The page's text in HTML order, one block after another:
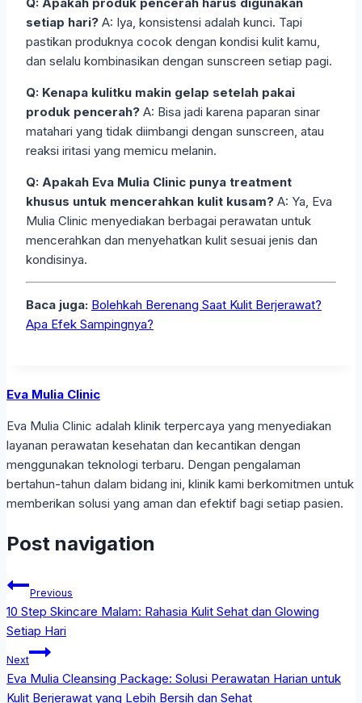
setiap hari? A: Iya, konsistensi adalah kunci. Tapi
pastikan produknya cocok dengan kondisi kulit kamu,
dan selalu kombinasikan dengan sunscreen setiap pagi.
Q: Kenapa kulitku makin gelap setelah pakai
produk pencerah? A: Bisa jadi karena paparan sinar
matahari yang tidak diimbangi dengan sunscreen, atau
reaksi iritasi yang memicu melanin.
Q: Apakah Eva Mulia Clinic punya treatment
khusus untuk mencerahkan kulit kusam? A: Ya, Eva
Mulia Clinic menyediakan berbagai perawatan untuk
mencerahkan dan menyehatkan kulit sesuai jenis dan
kondisinya.
Baca juga: Bolehkah Berenang Saat Kulit Berjerawat?
Apa Efek Sampingnya?
Eva Mulia Clinic
Eva Mulia Clinic adalah klinik terpercaya yang menyediakan
layanan perawatan kesehatan dan kecantikan dengan
menggunakan teknologi terbaru. Dengan pengalaman
bertahun-tahun dalam bidang ini, klinik kami berkomitmen untuk
memberikan solusi yang aman dan efektif bagi setiap pasien.
Post navigation
Previous
10 Step Skincare Malam: Rahasia Kulit Sehat dan Glowing
Setiap Hari
Next
Eva Mulia Cleansing Package: Solusi Perawatan Harian untuk
Kulit Berjerawat yang Lebih Bersih dan Sehat